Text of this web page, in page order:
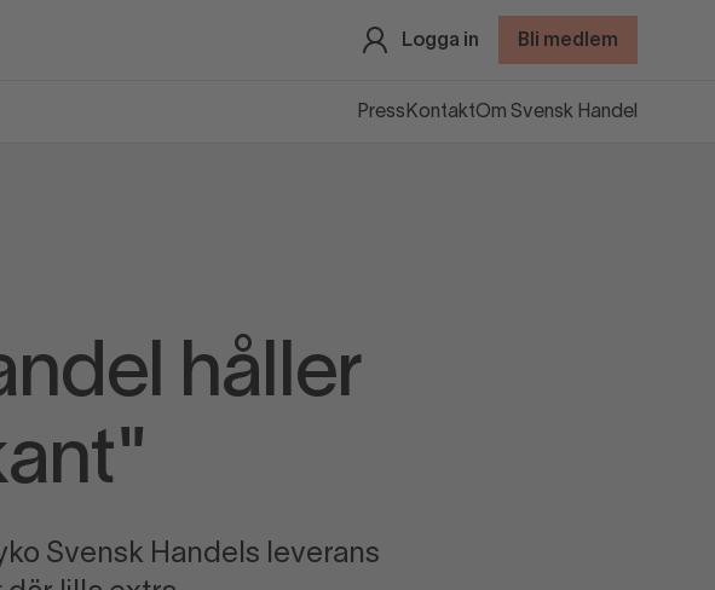
Logga in Bli medlem
Press KontaktOm Svensk Handel
håller
Svensk Handels leverans